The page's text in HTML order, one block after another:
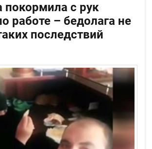
покормила с рук
работе – бедолага не
последствий